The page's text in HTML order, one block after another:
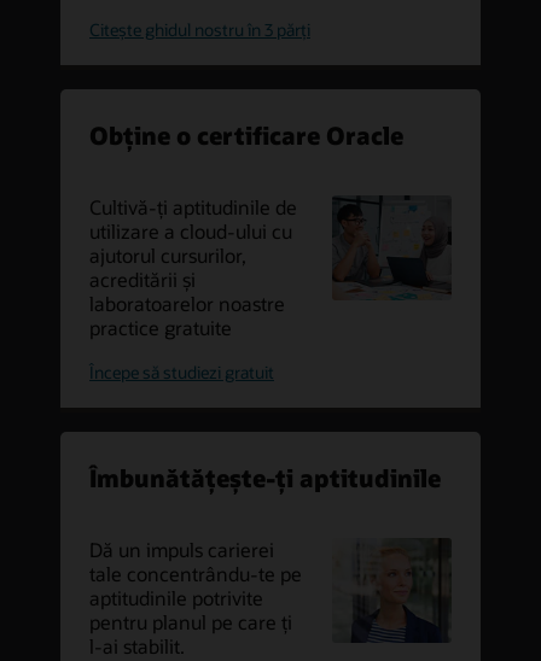
Citește ghidul nostru în 3 părțiți
Obține o certificare Oracle
Cultivă-ți aptitudinile de
utilizare a cloud-ului cu
ajutorul cursurilor,
acreditării și
laboratoarelor noastre
practice gratuite
Începe să studiezi gratuitOracle
Îmbunătățește-ți aptitudinile
Dă un impuls carierei
tale concentrându-te pe
aptitudinile potrivite
pentru planul pe care ți
l-ai stabilit.